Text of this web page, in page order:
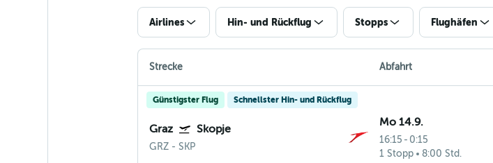
Airlines Hin- und Rückflug Stopps Flughäfen
Strecke Abfahrt
Günstigster Flug Schnellster Hin- und Rückflug
Graz Skopje
GRZ- SKP
Mo 14.9.
16:15 - 0:15
1 Stopp
8:00 Std.